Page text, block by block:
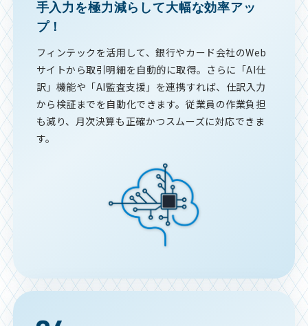
手入力を極力減らして大幅な効率アッ
プ！
フィンテックを活用して、銀行やカード会社のWeb
サイトから取引明細を自動的に取得。さらに「AI仕
訳」機能や「AI監査支援」を連携すれば、仕訳入力
から検証までを自動化できます。従業員の作業負担
も減り、月次決算も正確かつスムーズに対応できま
す。